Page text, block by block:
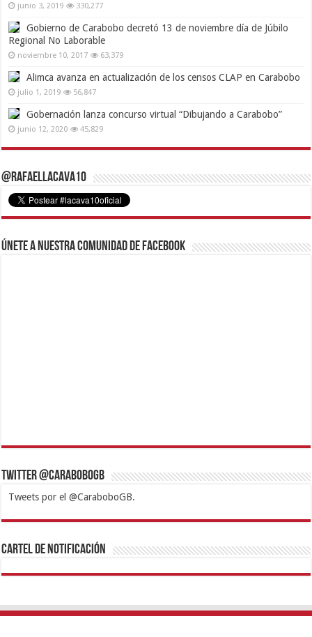
junio 3, 2019 330,277
Gobierno de Carabobo decretó 13 de noviembre día de Júbilo
Regional No Laborable
noviembre 10, 2017 63,379
Alimca avanza en actualización de los censos CLAP en Carabobo
julio 1, 2019 56,847
Gobernación lanza concurso virtual “Dibujando a Carabobo”
junio 12, 2020 45,829
@RafaelLacava10
Únete a nuestra comunidad de Facebook
Twitter @CaraboboGB
Tweets por el @CaraboboGB.
1xbetBetturkeyBetistKralbetSupertotobetTipobetMatadorbetMariobet
https://mvbcasino.com/
Cartel de Notificación